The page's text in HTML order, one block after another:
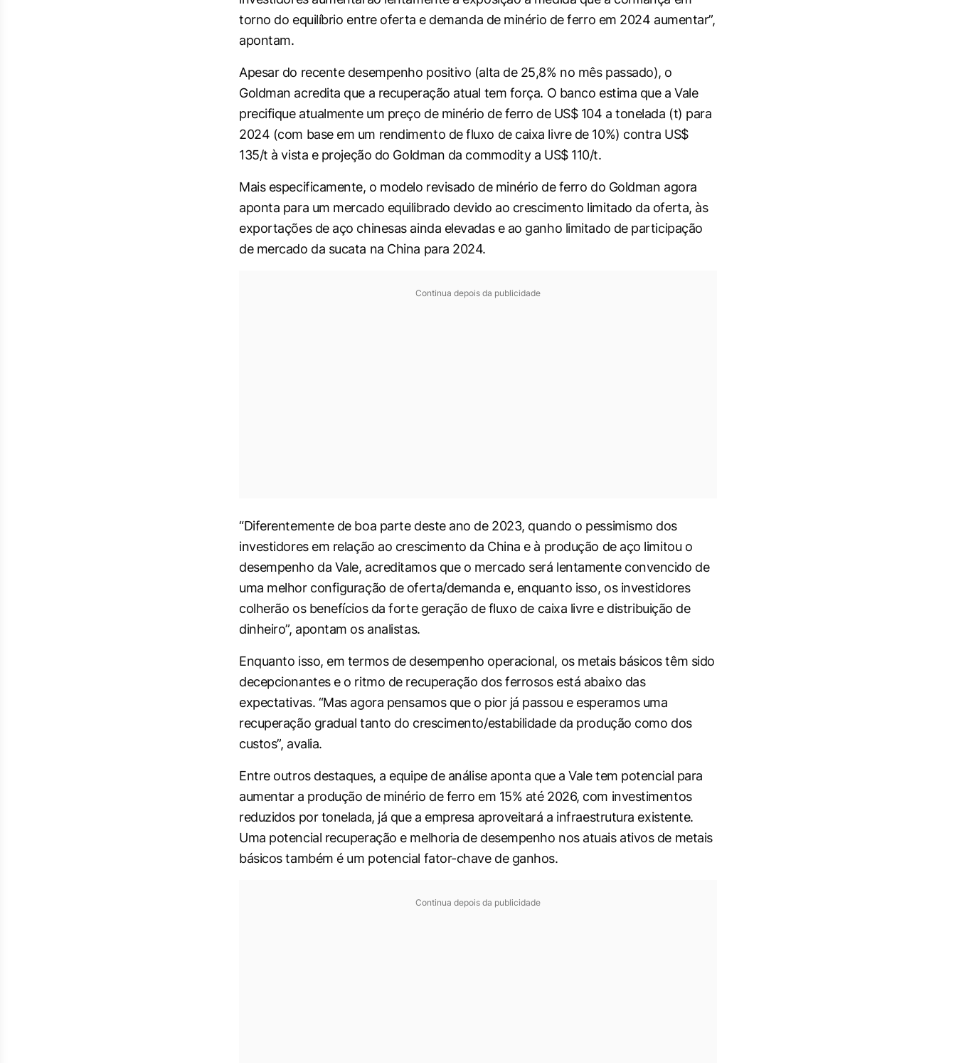
torno do equilíbrio entre oferta e demanda de minério de ferro em 2024 aumentar”,
apontam.
Apesar do recente desempenho positivo (alta de 25,8% no mês passado), o
Goldman acredita que a recuperação atual tem força. O banco estima que a Vale
precifique atualmente um preço de minério de ferro de US$ 104 a tonelada (t) para
2024 (com base em um rendimento de fluxo de caixa livre de 10%) contra US$
135/t à vista e projeção do Goldman da commodity a US$ 110/t.
Mais especificamente, o modelo revisado de minério de ferro do Goldman agora
aponta para um mercado equilibrado devido ao crescimento limitado da oferta, às
exportações de aço chinesas ainda elevadas e ao ganho limitado de participação
de mercado da sucata na China para 2024.
Continua depois da publicidade
“Diferentemente de boa parte deste ano de 2023, quando o pessimismo dos
investidores em relação ao crescimento da China e à produção de aço limitou o
desempenho da Vale, acreditamos que o mercado será lentamente convencido de
uma melhor configuração de oferta/demanda e, enquanto isso, os investidores
colherão os benefícios da forte geração de fluxo de caixa livre e distribuição de
dinheiro”, apontam os analistas.
Enquanto isso, em termos de desempenho operacional, os metais básicos têm sido
decepcionantes e o ritmo de recuperação dos ferrosos está abaixo das
expectativas. “Mas agora pensamos que o pior já passou e esperamos uma
recuperação gradual tanto do crescimento/estabilidade da produção como dos
custos”, avalia.
Entre outros destaques, a equipe de análise aponta que a Vale tem potencial para
aumentar a produção de minério de ferro em 15% até 2026, com investimentos
reduzidos por tonelada, já que a empresa aproveitará a infraestrutura existente.
Uma potencial recuperação e melhoria de desempenho nos atuais ativos de metais
básicos também é um potencial fator-chave de ganhos.
Continua depois da publicidade